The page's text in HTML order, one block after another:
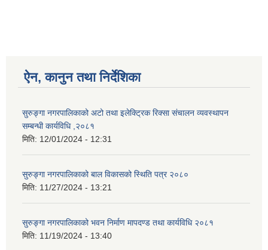
ऐन, कानुन तथा निर्देशिका
सुरुङ्गा नगरपालिकाको अटो तथा इलेक्ट्रिक रिक्सा संचालन व्यवस्थापन
सम्बन्धी कार्यविधि ,२०८१
मिति: 12/01/2024 - 12:31
सुरुङ्गा नगरपालिकाको बाल विकासको स्थिति पत्र २०८०
मिति: 11/27/2024 - 13:21
सुरुङ्गा नगरपालिकाको भवन निर्माण मापदण्ड तथा कार्यविधि २०८१
मिति: 11/19/2024 - 13:40